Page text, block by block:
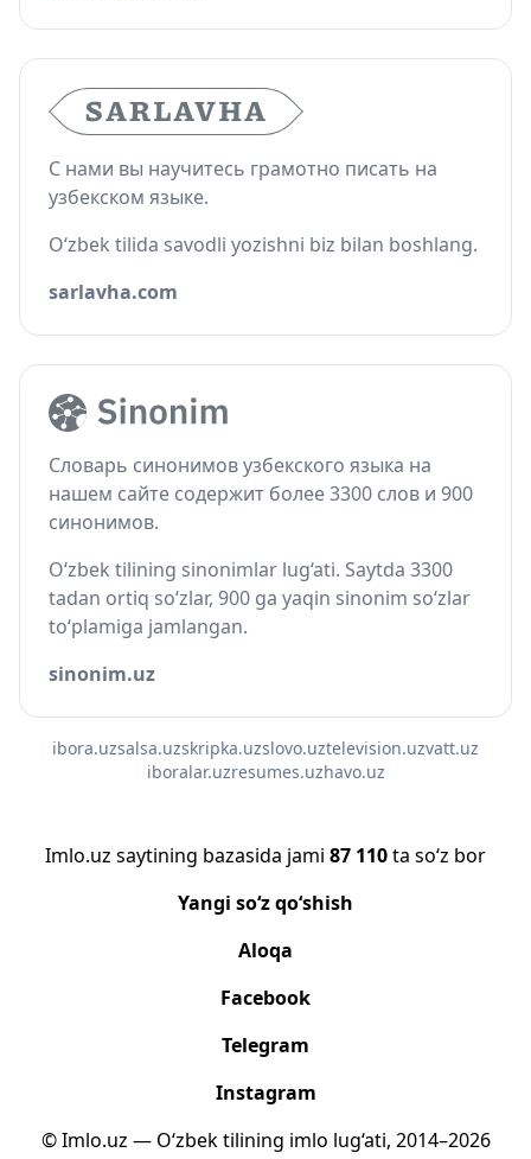
С нами вы научитесь грамотно писать на
узбекском языке.
O‘zbek tilida savodli yozishni biz bilan boshlang.
sarlavha.com
Словарь синонимов узбекского языка на
нашем сайте содержит более 3300 слов и 900
синонимов.
O‘zbek tilining sinonimlar lug‘ati. Saytda 3300
tadan ortiq so‘zlar, 900 ga yaqin sinonim so‘zlar
to‘plamiga jamlangan.
sinonim.uz
ibora.uzsalsa.uzskripka.uzslovo.uztelevision.uzvatt.uz
iboralar.uzresumes.uzhavo.uz
Imlo.uz saytining bazasida jami 87 110ta so‘z bor
Yangi so‘z qo‘shish
Aloqa
Facebook
Telegram
Instagram
© Imlo.uz — O‘zbek tilining imlo lug‘ati, 2014–2026